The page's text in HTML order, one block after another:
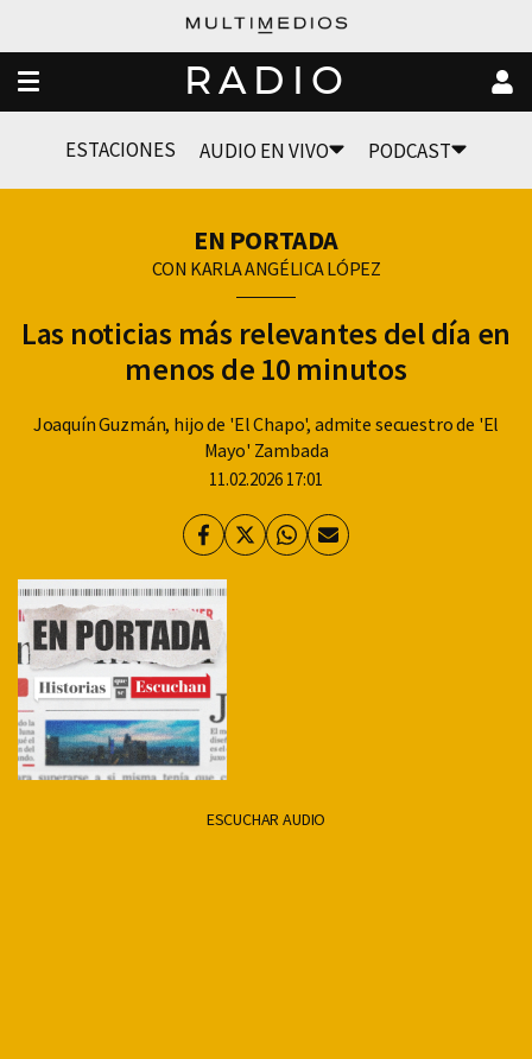
RADIO
ESTACIONES AUDIO EN VIVO PODCAST
EN PORTADA
CON KARLA ANGÉLICA LÓPEZ
Las noticias más relevantes del día en
menos de 10 minutos
Joaquín Guzmán, hijo de 'El Chapo', admite secuestro de 'El
Mayo' Zambada
11.02.2026 17:01
Facebook
TwitterWhatsapp
Enviar
ESCUCHAR AUDIO